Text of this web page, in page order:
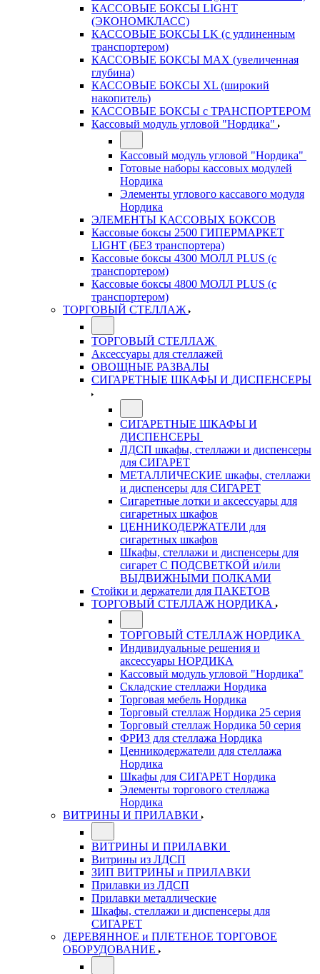
КАССОВЫЕ БОКСЫ LIGHT
(ЭКОНОМКЛАСС)
КАССОВЫЕ БОКСЫ LK (с удлиненным
транспортером)
КАССОВЫЕ БОКСЫ MAX (увеличенная
глубина)
КАССОВЫЕ БОКСЫ XL (широкий
накопитель)
КАССОВЫЕ БОКСЫ с ТРАНСПОРТЕРОМ
Кассовый модуль угловой "Нордика"
Кассовый модуль угловой "Нордика"
Готовые наборы кассовых модулей
Нордика
Элементы углового кассавого модуля
Нордика
ЭЛЕМЕНТЫ КАССОВЫХ БОКСОВ
Кассовые боксы 2500 ГИПЕРМАРКЕТ
LIGHT (БЕЗ транспортера)
Кассовые боксы 4300 МОЛЛ PLUS (с
транспортером)
Кассовые боксы 4800 МОЛЛ PLUS (с
транспортером)
ТОРГОВЫЙ СТЕЛЛАЖ
ТОРГОВЫЙ СТЕЛЛАЖ
Аксессуары для стеллажей
ОВОЩНЫЕ РАЗВАЛЫ
СИГАРЕТНЫЕ ШКАФЫ И ДИСПЕНСЕРЫ
СИГАРЕТНЫЕ ШКАФЫ И
ДИСПЕНСЕРЫ
ЛДСП шкафы, стеллажи и диспенсеры
для СИГАРЕТ
МЕТАЛЛИЧЕСКИЕ шкафы, стеллажи
и диспенсеры для СИГАРЕТ
Сигаретные лотки и аксессуары для
сигаретных шкафов
ЦЕННИКОДЕРЖАТЕЛИ для
сигаретных шкафов
Шкафы, стеллажи и диспенсеры для
сигарет С ПОДСВЕТКОЙ и/или
ВЫДВИЖНЫМИ ПОЛКАМИ
Стойки и держатели для ПАКЕТОВ
ТОРГОВЫЙ СТЕЛЛАЖ НОРДИКА
ТОРГОВЫЙ СТЕЛЛАЖ НОРДИКА
Индивидуальные решения и
аксессуары НОРДИКА
Кассовый модуль угловой "Нордика"
Складские стеллажи Нордика
Торговая мебель Нордика
Торговый стеллаж Нордика 25 серия
Торговый стеллаж Нордика 50 серия
ФРИЗ для стеллажа Нордика
Ценникодержатели для стеллажа
Нордика
Шкафы для СИГАРЕТ Нордика
Элементы торгового стеллажа
Нордика
ВИТРИНЫ И ПРИЛАВКИ
ВИТРИНЫ И ПРИЛАВКИ
Витрины из ЛДСП
ЗИП ВИТРИНЫ и ПРИЛАВКИ
Прилавки из ЛДСП
Прилавки металлические
Шкафы, стеллажи и диспенсеры для
СИГАРЕТ
ДЕРЕВЯННОЕ и ПЛЕТЕНОЕ ТОРГОВОЕ
ОБОРУДОВАНИЕ